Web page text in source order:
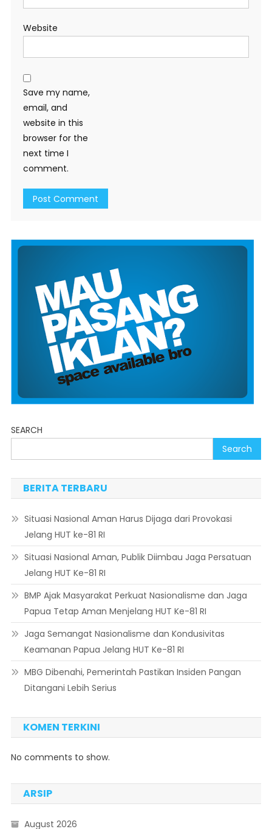
Website
Save my name,
email, and
website in this
browser for the
next time I
comment.
SEARCH
Search
BERITA TERBARU
Situasi Nasional Aman Harus Dijaga dari Provokasi
Jelang HUT ke-81 RI
Situasi Nasional Aman, Publik Diimbau Jaga Persatuan
Jelang HUT Ke-81 RI
BMP Ajak Masyarakat Perkuat Nasionalisme dan Jaga
Papua Tetap Aman Menjelang HUT Ke-81 RI
Jaga Semangat Nasionalisme dan Kondusivitas
Keamanan Papua Jelang HUT Ke-81 RI
MBG Dibenahi, Pemerintah Pastikan Insiden Pangan
Ditangani Lebih Serius
KOMEN TERKINI
No comments to show.
ARSIP
August 2026